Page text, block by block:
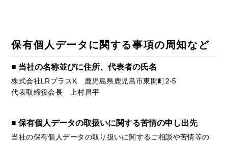
保有個人データに関する事項の周知など
■ 当社の名称並びに住所、代表者の氏名
株式会社LRプラスK 鹿児島県鹿児島市東開町2-5
代表取締役会長 上村昌平
■ 保有個人データの取扱いに関する苦情の申し出先
当社の保有個人データの取り扱いに関するご相談や苦情等の